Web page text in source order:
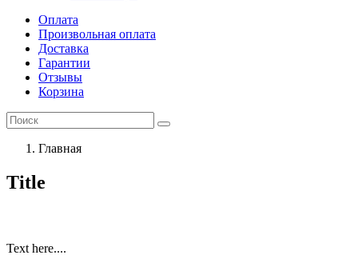
Оплата
Произвольная оплата
Доставка
Гарантии
Отзывы
Корзина
Главная
Title
Text here....